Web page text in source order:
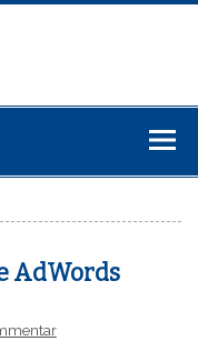
AdWords